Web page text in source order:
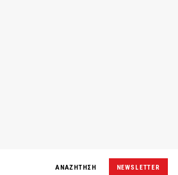
ΑΝΑΖΗΤΗΣΗ NEWSLETTER